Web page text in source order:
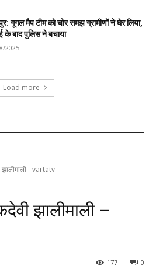
गूगल मैप टीम को चोर समझ ग्रामीणों ने घेर लिया,
के बाद पुलिस ने बचाया
2025
Load more